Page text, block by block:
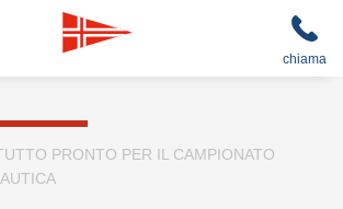
chiama
PRONTO PER IL CAMPIONATO